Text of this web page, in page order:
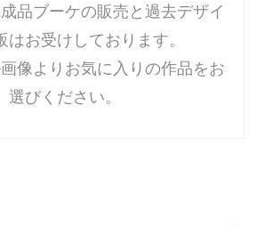
品ブーケの販売と過去デザイ
はお受けしております。
像よりお気に入りの作品をお
選びください。